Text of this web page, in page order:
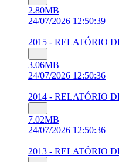
2.80MB
24/07/2026 12:50:39
2015 - RELATÓRIO
3.06MB
24/07/2026 12:50:36
2014 - RELATÓRIO
7.02MB
24/07/2026 12:50:36
2013 - RELATÓRIO